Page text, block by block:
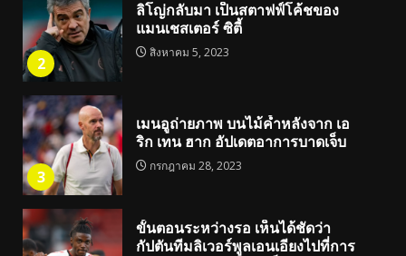
2
ลิโญ่กลับมา เป็นสตาฟฟ์โค้ชของ
แมนเชสเตอร์ ซิตี้
สิงหาคม 5, 2023
3
เมนอูถ่ายภาพ บนไม้ค้ำหลังจาก เอ
ริก เทน ฮาก อัปเดตอาการบาดเจ็บ
กรกฎาคม 28, 2023
ขั้นตอนระหว่างรอ เห็นได้ชัดว่า
กัปตันทีมลิเวอร์พูลเอนเอียงไปที่การ